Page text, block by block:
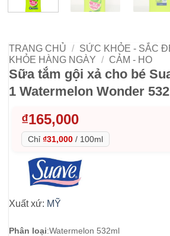
TRANG CHỦ / SỨC KHỎE - SẮC
KHỎE HÀNG NGÀY / CẢM - HO
Sữa tắm gội xả cho bé
1 Watermelon Wonder
₫165,000
Chỉ ₫31,000 / 100ml
Xuất xứ: MỸ
Phân loại:Watermelon 532ml